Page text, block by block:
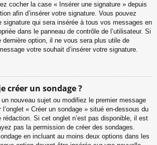
cocher la case « Insérer une signature » depuis
afin d’insérer votre signature. Vous pouvez
signature qui sera insérée à tous vos messages en
dans le panneau de contrôle de l’utilisateur. Si
option, il ne vous sera plus utile de
votre souhait d’insérer votre signature.
créer un sondage ?
un nouveau sujet ou modifiez le premier message
l’onglet « Créer un sondage » situé en-dessous du
rédaction. Si cet onglet n’est pas disponible, il est
pas la permission de créer des sondages.
en incluant au moins deux options dans les